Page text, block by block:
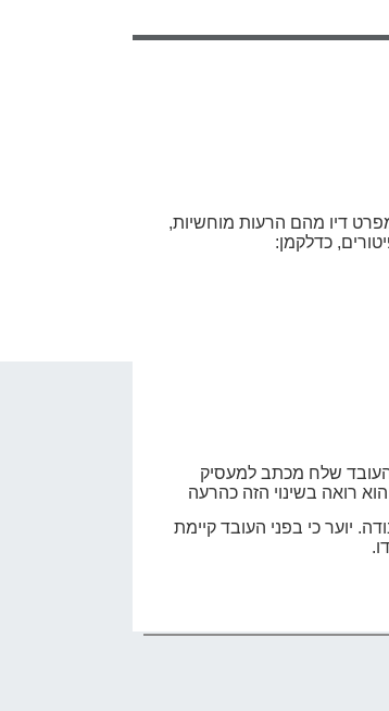
מפרט דיו מהם הרעות מוחשיות,
כדלקמן:
שלח מכתב למעסיק
רואה בשינוי הזה כהרעה
יוער כי בפני העובד קיימת